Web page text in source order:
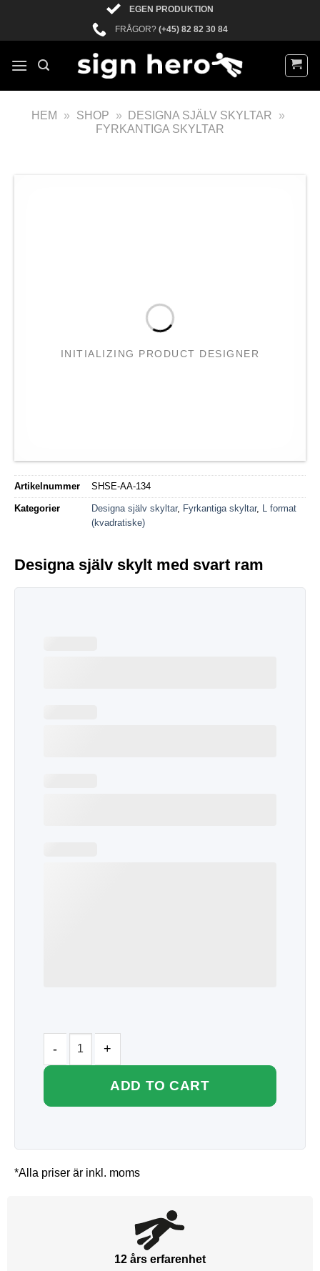
EGEN PRODUKTION
FRÅGOR? (+45) 82 82 30 84
HEM » SHOP » DESIGNA SJÄLV SKYLTAR
»
FYRKANTIGA SKYLTAR
INITIALIZING PRODUCT DESIGNER
Artikelnummer SHSE-AA-134
Kategorier Designa själv skyltar, Fyrkantiga skyltar,
L format
(kvadratiske)
Designa själv skylt med svart ram
ADD TO CART
*Alla priser är inkl. moms
12 års erfarenhet